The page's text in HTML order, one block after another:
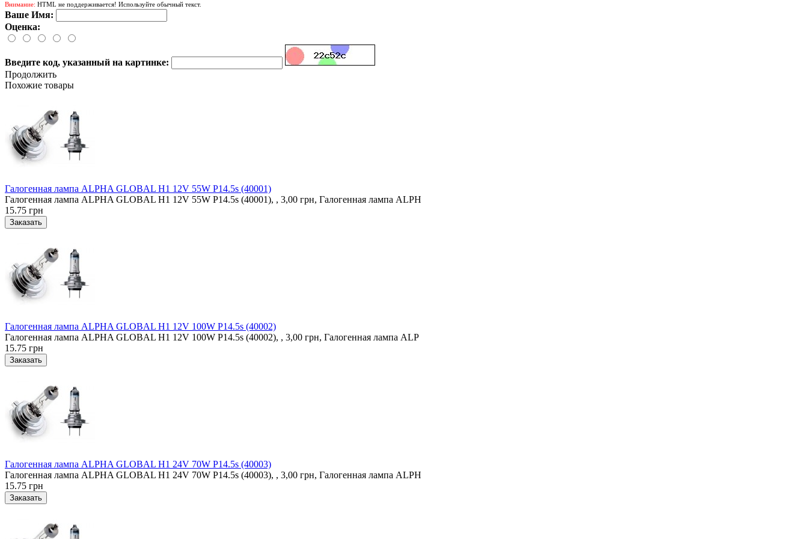
Внимание: HTML не поддерживается! Используйте обычный текст.
Ваше Имя:
Оценка:
Введите код, указанный на картинке:
Продолжить
Похожие товары
Галогенная лампа ALPHA GLOBAL H1 12V 55W P14.5s (40001)
Галогенная лампа ALPHA GLOBAL H1 12V 55W P14.5s (40001), , 3,00 грн, Галогенная лампа ALPH
15.75 грн
Галогенная лампа ALPHA GLOBAL H1 12V 100W P14.5s (40002)
Галогенная лампа ALPHA GLOBAL H1 12V 100W P14.5s (40002), , 3,00 грн, Галогенная лампа ALP
15.75 грн
Галогенная лампа ALPHA GLOBAL H1 24V 70W P14.5s (40003)
Галогенная лампа ALPHA GLOBAL H1 24V 70W P14.5s (40003), , 3,00 грн, Галогенная лампа ALPH
15.75 грн